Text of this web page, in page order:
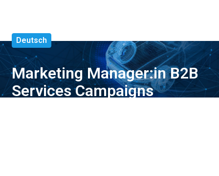
Deutsch
Marketing Manager:in B2B
Services Campaigns